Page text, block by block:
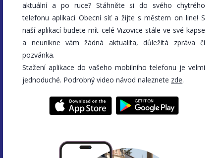
aktuální a po ruce? Stáhněte si do svého chytrého
telefonu aplikaci Obecní síť a žijte s městem on line! S
naší aplikací budete mít celé Vizovice stále ve své kapse
a neunikne vám žádná aktualita, důležitá zpráva či
pozvánka.
Stažení aplikace do vašeho mobilního telefonu je velmi
jednoduché. Podrobný video návod naleznete zde.